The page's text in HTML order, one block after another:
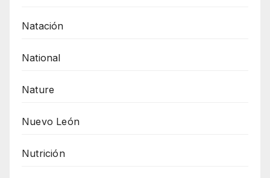
Natación
National
Nature
Nuevo León
Nutrición